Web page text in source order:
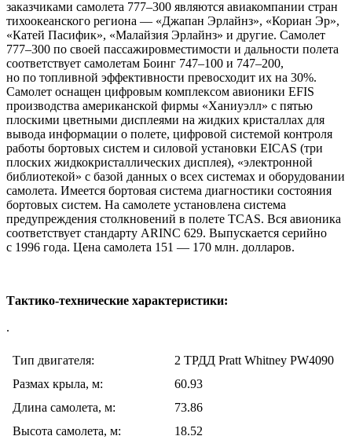
заказчиками самолета 777–300 являются авиакомпании стран
тихоокеанского региона — «Джапан Эрлайнз», «Кориан Эр»,
«Катей Пасифик», «Малайзия Эрлайнз» и другие. Самолет
777–300 по своей пассажировместимости и дальности полета
соответствует самолетам Боинг 747–100 и 747–200,
но по топливной эффективности превосходит их на 30%.
Самолет оснащен цифровым комплексом авионики EFIS
производства американской фирмы «Ханиуэлл» с пятью
плоскими цветными дисплеями на жидких кристаллах для
вывода информации о полете, цифровой системой контроля
работы бортовых систем и силовой установки EICAS (три
плоских жидкокристаллических дисплея), «электронной
библиотекой» с базой данных о всех системах и оборудовании
самолета. Имеется бортовая система диагностики состояния
бортовых систем. На самолете установлена система
предупреждения столкновений в полете TCAS. Вся авионика
соответствует стандарту ARINC 629. Выпускается серийно
c 1996 года. Цена самолета 151 — 170 млн. долларов.
Тактико-технические характеристики:
.
Тип двигателя:
2 ТРДД Pratt Whitney PW4090
Размах крыла, м:
60.93
Длина самолета, м:
73.86
Высота самолета, м:
18.52